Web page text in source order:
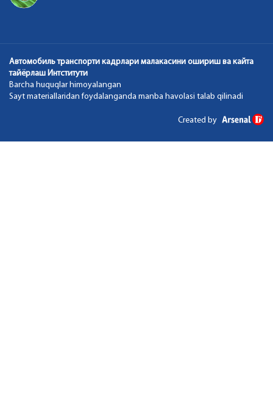
Автомобиль транспорти кадрлари малакасини ошириш ва кайта
тайёрлаш Интститути
Barcha huquqlar himoyalangan
Sayt materiallaridan foydalanganda manba havolasi talab qilinadi
Created by